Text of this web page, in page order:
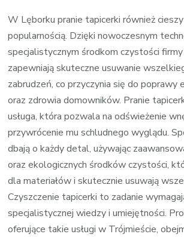
W Lęborku pranie tapicerki również
popularnością. Dzięki nowoczesnym
specjalistycznym środkom czystości
zapewniają skuteczne usuwanie
zabrudzeń, co przyczynia się do
oraz zdrowia domowników. Pranie
usługa, która pozwala na odświeżenie
przywrócenie mu schludnego wyglądu.
dbają o każdy detal, używając
oraz ekologicznych środków czystości,
dla materiałów i skutecznie usuwają
Czyszczenie tapicerki to zadanie
specjalistycznej wiedzy i umiejętności.
oferujące takie usługi w Trójmieście,